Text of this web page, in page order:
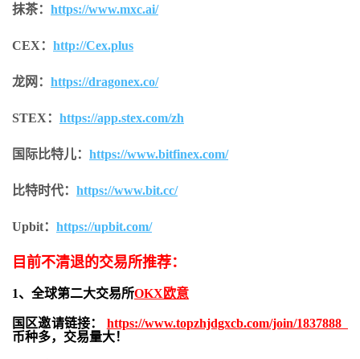
抹茶： https://www.mxc.ai/
CEX： http://Cex.plus
龙网： https://dragonex.co/
STEX： https://app.stex.com/zh
国际比特儿： https://www.bitfinex.com/
比特时代： https://www.bit.cc/
Upbit： https://upbit.com/
目前不清退的交易所推荐：
1、全球第二大交易所OKX欧意
国区邀请链接： https://www.topzhjdgxcb.com/join/1837888
币种多，交易量大！